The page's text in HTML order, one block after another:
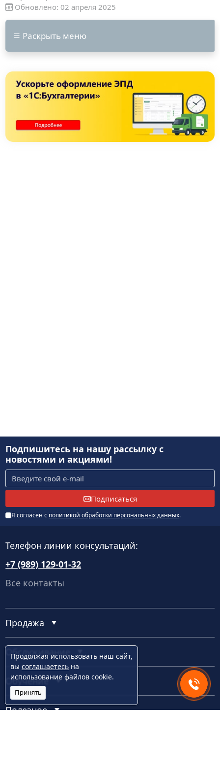
Обновлено: 02 апреля 2025
Раскрыть меню
Подпишитесь на нашу рассылкус
новостями и акциями!
Подписаться
Я согласен с политикой обработки персональных данных.
Телефон линии консультаций:
+7 (989) 129-01-32
Все контакты
Продажа
Обслуживание
Обучение
Полезное
Продолжая использовать наш сайт,
вы соглашаетесь на
использование файлов cookie.
Принять